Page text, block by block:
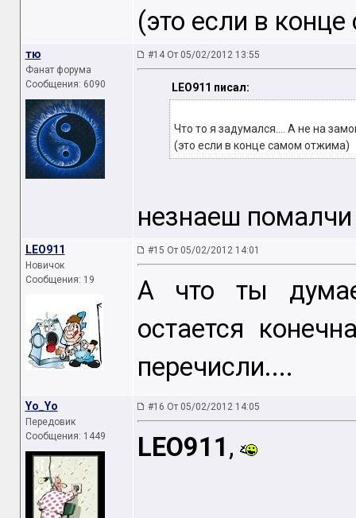
(это если в
тю
Фанат форума
Сообщения: 6090
#14 От 05/02/2012 13:55
LEO911 писал:
Что то я задумался.... А не на
(это если в конце самом отжима)
незнаеш помалчи
LEO911
Новичок
Сообщения: 19
#15 От 05/02/2012 14:01
А что ты
остается
перечисли....
Yo_Yo
Передовик
Сообщения: 1449
#16 От 05/02/2012 14:05
LEO911 ,